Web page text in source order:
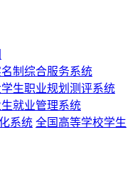
制综合服务系统
学生职业规划测评系统
就业管理系统
系统 全国高等学校学生